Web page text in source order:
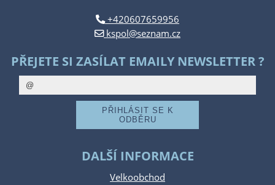
+420607659956
kspol@seznam.cz
PŘEJETE SI ZASÍLAT EMAILY NEWSLETTER ?
DALŠÍ INFORMACE
Velkoobchod